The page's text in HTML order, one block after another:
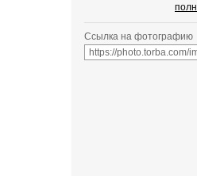
Ссылка на фотографию